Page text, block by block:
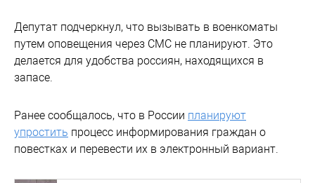
Депутат подчеркнул, что вызывать в военкоматы
путем оповещения через СМС не планируют. Это
делается для удобства россиян, находящихся в
запасе.
Ранее сообщалось, что в России планируют
упростить процесс информирования граждан о
повестках и перевести их в электронный вариант.